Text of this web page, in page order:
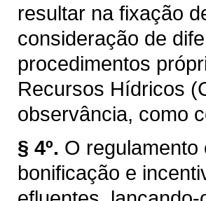
resultar na fixação
consideração de
procedimentos
Recursos Hídricos
observância, como
§ 4º. O
bonificação e